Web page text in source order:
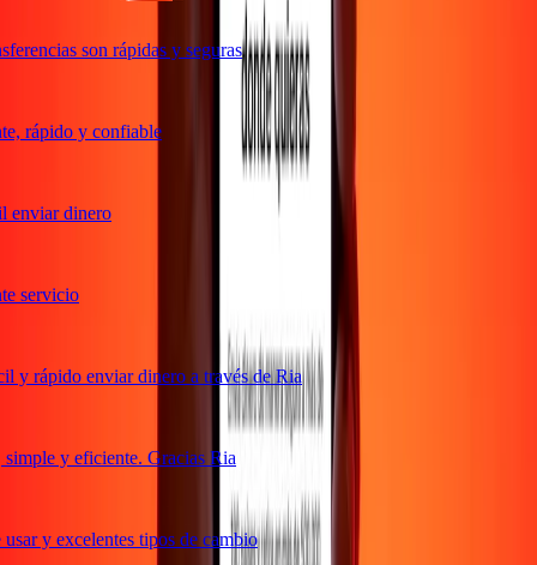
son rápidas y seguras
rápido y confiable
dinero
servicio
rápido enviar dinero a través de Ria
y eficiente. Gracias Ria
y excelentes tipos de cambio